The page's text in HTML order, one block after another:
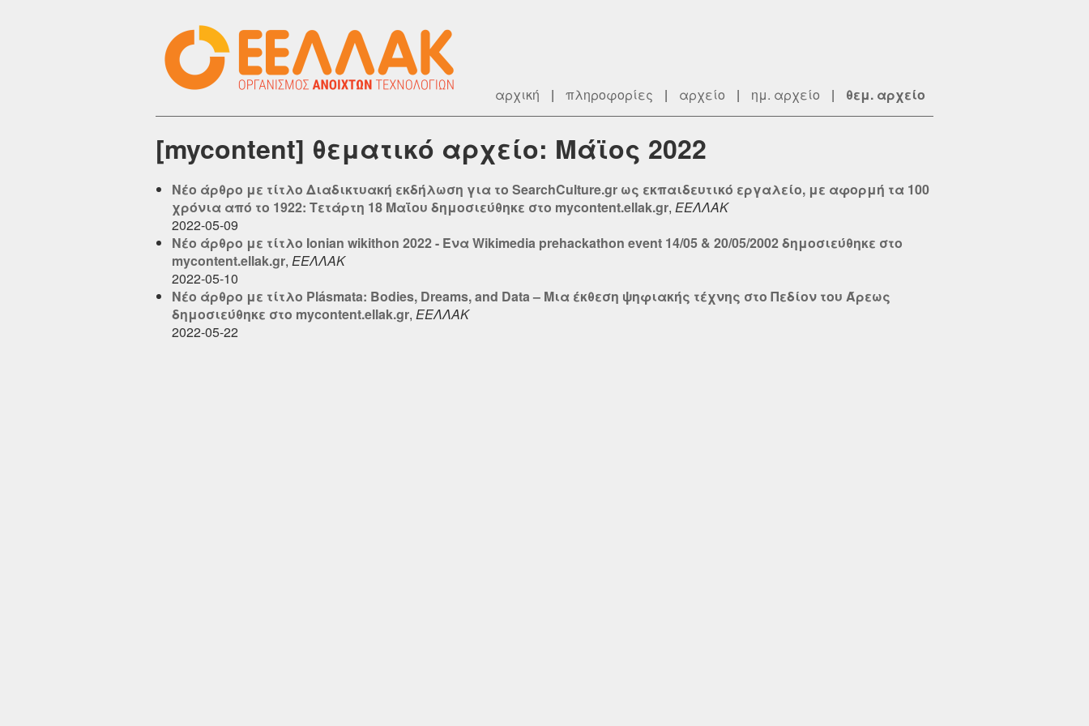
αρχική | πληροφορίες | αρχείο | ημ. αρχείο | θεμ. αρχείο
[mycontent] θεματικό αρχείο: Μάϊος 2022
Νέο άρθρο με τίτλο Διαδικτυακή εκδήλωση για το SearchCulture.gr ως εκπαιδευτικό εργαλείο, με αφορμή τα 100
χρόνια από το 1922: Τετάρτη 18 Μαΐου δημοσιεύθηκε στο mycontent.ellak.gr, ΕΕΛΛΑΚ
2022-05-09
Νέο άρθρο με τίτλο Ionian wikithon 2022 - Ένα Wikimedia prehackathon event 14/05 & 20/05/2002 δημοσιεύθηκε στο
mycontent.ellak.gr, ΕΕΛΛΑΚ
2022-05-10
Νέο άρθρο με τίτλο Plásmata: Bodies, Dreams, and Data – Mια έκθεση ψηφιακής τέχνης στο Πεδίον του Άρεως
δημοσιεύθηκε στο mycontent.ellak.gr, ΕΕΛΛΑΚ
2022-05-22